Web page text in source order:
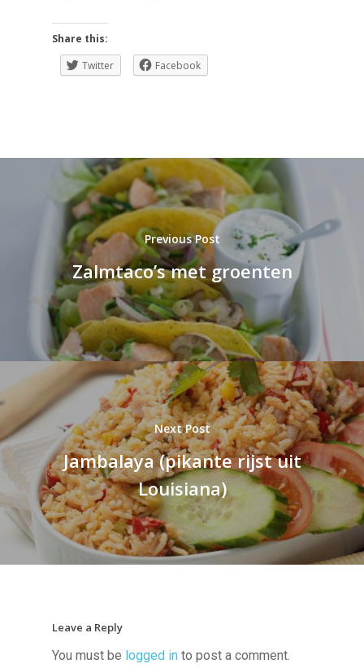
Share this:
Twitter
Facebook
Previous Post
Zalmtaco’s met groenten
Next Post
Jambalaya (pikante rijst uit
Louisiana)
Leave a Reply
You must be logged in to post a comment.